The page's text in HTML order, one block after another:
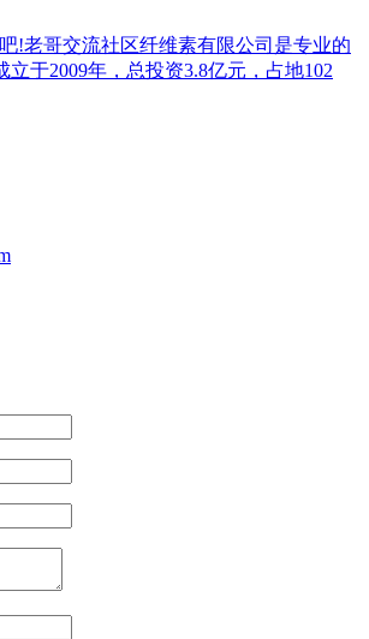
!老哥交流社区纤维素有限公司是专业的
立于2009年，总投资3.8亿元，占地102